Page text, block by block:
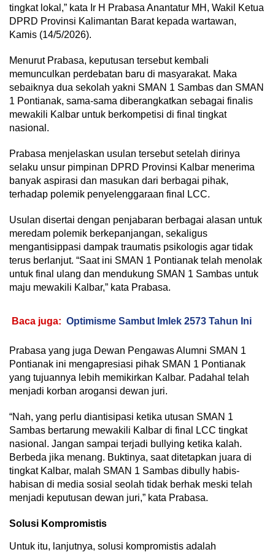
tingkat lokal,” kata Ir H Prabasa Anantatur MH, Wakil Ketua
DPRD Provinsi Kalimantan Barat kepada wartawan,
Kamis (14/5/2026).
Menurut Prabasa, keputusan tersebut kembali
memunculkan perdebatan baru di masyarakat. Maka
sebaiknya dua sekolah yakni SMAN 1 Sambas dan SMAN
1 Pontianak, sama-sama diberangkatkan sebagai finalis
mewakili Kalbar untuk berkompetisi di final tingkat
nasional.
Prabasa menjelaskan usulan tersebut setelah dirinya
selaku unsur pimpinan DPRD Provinsi Kalbar menerima
banyak aspirasi dan masukan dari berbagai pihak,
terhadap polemik penyelenggaraan final LCC.
Usulan disertai dengan penjabaran berbagai alasan untuk
meredam polemik berkepanjangan, sekaligus
mengantisippasi dampak traumatis psikologis agar tidak
terus berlanjut. “Saat ini SMAN 1 Pontianak telah menolak
untuk final ulang dan mendukung SMAN 1 Sambas untuk
maju mewakili Kalbar,” kata Prabasa.
Baca juga: Optimisme Sambut Imlek 2573 Tahun Ini
Prabasa yang juga Dewan Pengawas Alumni SMAN 1
Pontianak ini mengapresiasi pihak SMAN 1 Pontianak
yang tujuannya lebih memikirkan Kalbar. Padahal telah
menjadi korban arogansi dewan juri.
“Nah, yang perlu diantisipasi ketika utusan SMAN 1
Sambas bertarung mewakili Kalbar di final LCC tingkat
nasional. Jangan sampai terjadi bullying ketika kalah.
Berbeda jika menang. Buktinya, saat ditetapkan juara di
tingkat Kalbar, malah SMAN 1 Sambas dibully habis-
habisan di media sosial seolah tidak berhak meski telah
menjadi keputusan dewan juri,” kata Prabasa.
Solusi Kompromistis
Untuk itu, lanjutnya, solusi kompromistis adalah